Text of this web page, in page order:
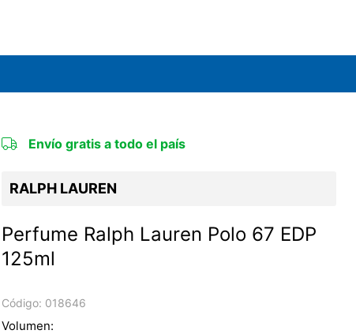
Envío gratis a todo el país
RALPH LAUREN
Perfume Ralph Lauren Polo 67 EDP
125ml
Código: 018646
Volumen: